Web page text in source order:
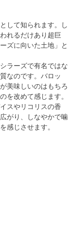
して知られます。し
れるだけあり超巨
ズに向いた土地」と
ラーズで有名ではな
なのです。バロッ
美味しいのはもちろ
を改めて感じます。
スやリコリスの香
がり、しなやかで噛
感じさせます。